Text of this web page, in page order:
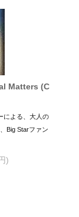
Matters (C
による、大人の
Big Starファン
)